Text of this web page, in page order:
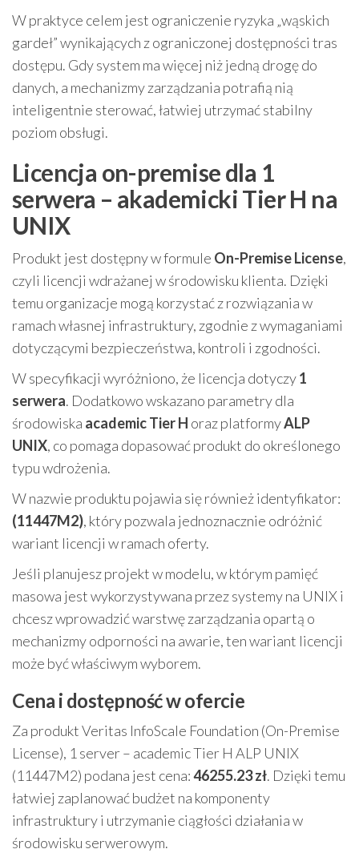
W praktyce celem jest ograniczenie ryzyka „wąskich
gardeł” wynikających z ograniczonej dostępności tras
dostępu. Gdy system ma więcej niż jedną drogę do
danych, a mechanizmy zarządzania potrafią nią
inteligentnie sterować, łatwiej utrzymać stabilny
poziom obsługi.
Licencja on-premise dla 1
serwera – akademicki Tier H na
UNIX
Produkt jest dostępny w formule On-Premise License,
czyli licencji wdrażanej w środowisku klienta. Dzięki
temu organizacje mogą korzystać z rozwiązania w
ramach własnej infrastruktury, zgodnie z wymaganiami
dotyczącymi bezpieczeństwa, kontroli i zgodności.
W specyfikacji wyróżniono, że licencja dotyczy1
serwera. Dodatkowo wskazano parametry dla
środowiska academic Tier H oraz platformyALP
UNIX, co pomaga dopasować produkt do określonego
typu wdrożenia.
W nazwie produktu pojawia się również identyfikator:
(11447M2), który pozwala jednoznacznie odróżnić
wariant licencji w ramach oferty.
Jeśli planujesz projekt w modelu, w którym pamięć
masowa jest wykorzystywana przez systemy na UNIX i
chcesz wprowadzić warstwę zarządzania opartą o
mechanizmy odporności na awarie, ten wariant licencji
może być właściwym wyborem.
Cena i dostępność w ofercie
Za produkt Veritas InfoScale Foundation (On-Premise
License), 1 server – academic Tier H ALP UNIX
(11447M2) podana jest cena:46255.23 zł. Dzięki temu
łatwiej zaplanować budżet na komponenty
infrastruktury i utrzymanie ciągłości działania w
środowisku serwerowym.